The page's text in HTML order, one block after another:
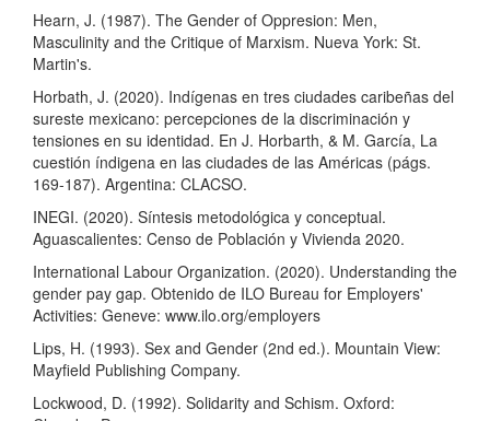
Hearn, J. (1987). The Gender of Oppresion: Men,
Masculinity and the Critique of Marxism. Nueva York: St.
Martin's.
Horbath, J. (2020). Indígenas en tres ciudades caribeñas del
sureste mexicano: percepciones de la discriminación y
tensiones en su identidad. En J. Horbarth, & M. García, La
cuestión índigena en las ciudades de las Américas (págs.
169-187). Argentina: CLACSO.
INEGI. (2020). Síntesis metodológica y conceptual.
Aguascalientes: Censo de Población y Vivienda 2020.
International Labour Organization. (2020). Understanding the
gender pay gap. Obtenido de ILO Bureau for Employers'
Activities: Geneve: www.ilo.org/employers
Lips, H. (1993). Sex and Gender (2nd ed.). Mountain View:
Mayfield Publishing Company.
Lockwood, D. (1992). Solidarity and Schism. Oxford: